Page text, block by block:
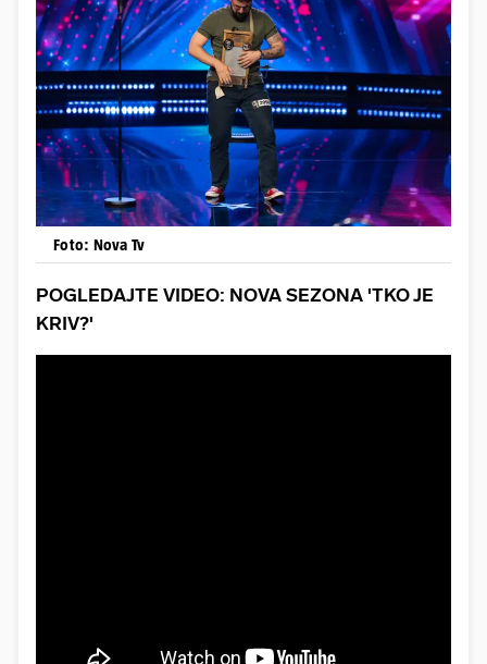
Foto: Nova Tv
POGLEDAJTE VIDEO: NOVA SEZONA 'TKO JE
KRIV?'